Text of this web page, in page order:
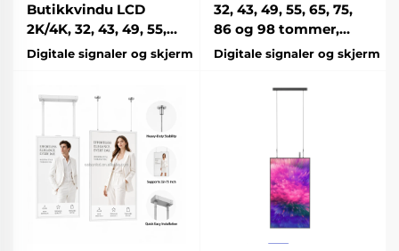
Butikkvindu LCD
2K/4K, 32, 43, 49, 55,
65, 75, 86 og 98
kosmetikkbutikk,
neglestudio,
parfumebutikk, LCD-
reklamepanel for
butikkvinduer
Digitale signaler og skjerm
32, 43, 49, 55, 65, 75,
86 og 98 tommer,
400–1500 nits,
kosmetikkbutikk,
reklamepanel for
butikkvinduer
Digitale signaler og skjerm